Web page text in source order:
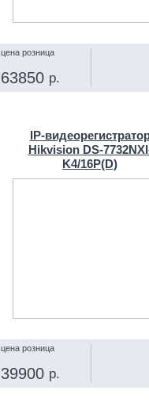
цена розница
63850 р.
Hikvision DS-
K4/16P(D)
цена розница
39900 р.